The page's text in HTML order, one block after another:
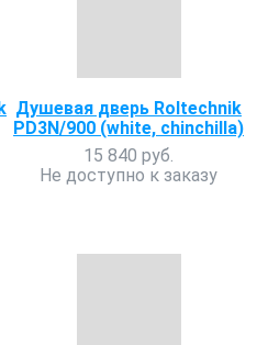
Душевая дверь Roltechnik
PD3N/900 (white, chinchilla)
15 840 руб.
Не доступно к заказу